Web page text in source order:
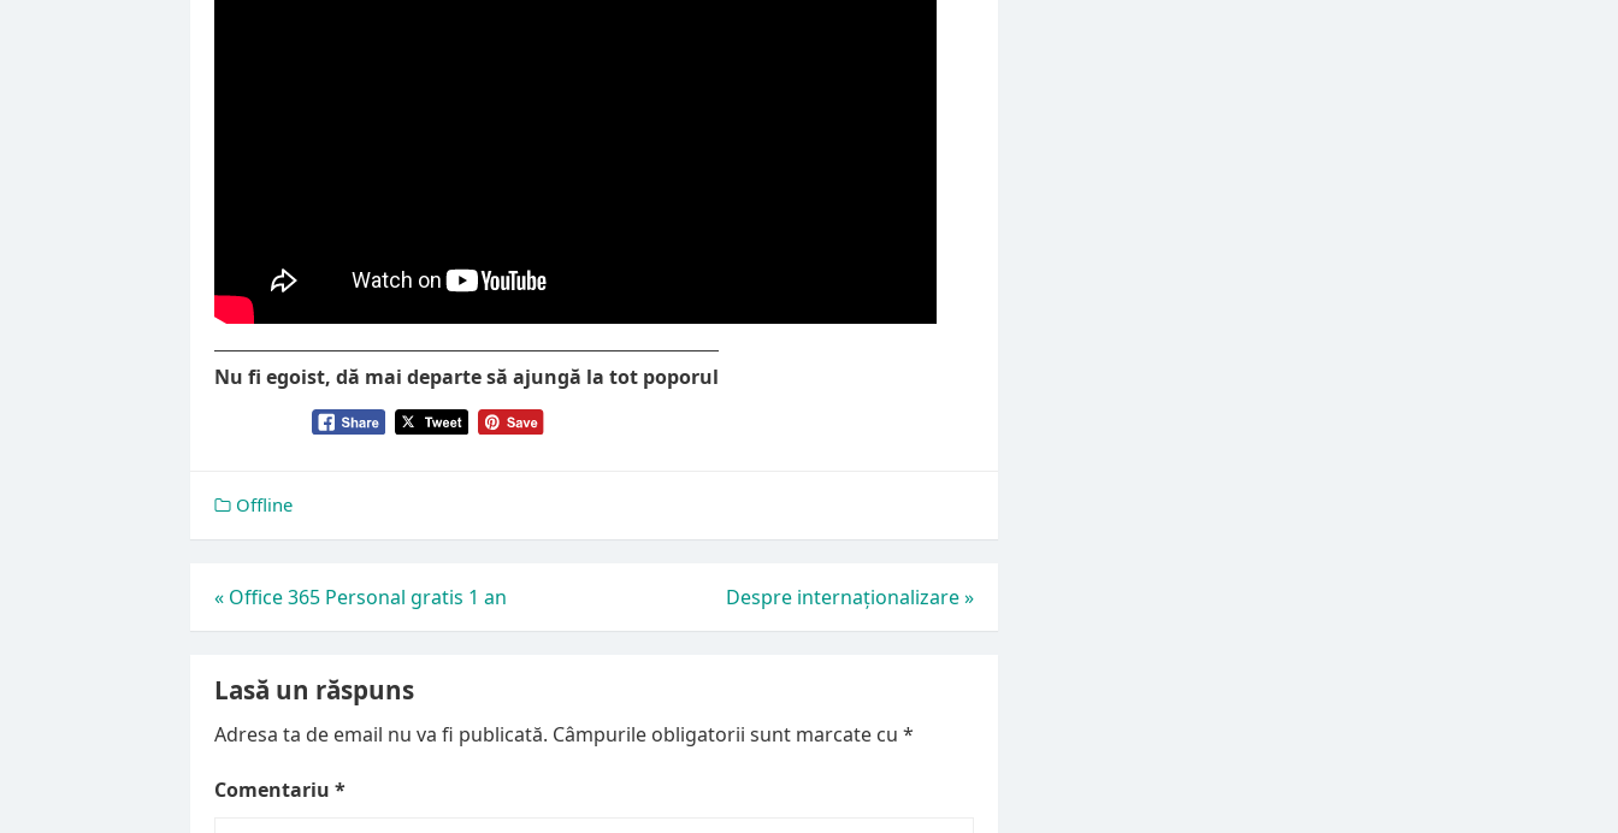
Nu fi egoist, dă mai departe să ajungă la tot poporul
Offline
Navigare
în
articole
« Office 365 Personal gratis 1 an Despre internaționalizare»
Lasă un răspuns
Adresa ta de email nu va fi publicată. Câmpurile obligatorii sunt marcate cu *
Comentariu *